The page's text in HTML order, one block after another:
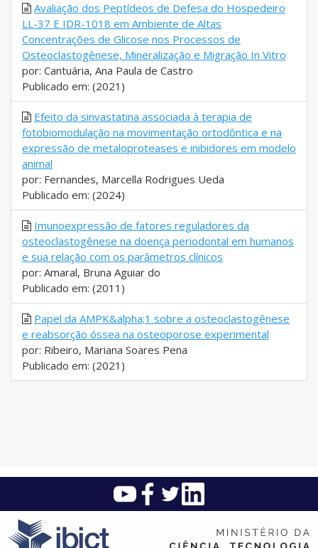
Avaliação dos Peptídeos de Defesa do Hospedeiro
LL-37 E IDR-1018 em Ambiente de Altas
Concentrações de Glicose nos Processos de
Osteoclastogênese, Mineralização e Migração In Vitro
por: Cantuária, Ana Paula de Castro
Publicado em: (2021)
Efeito da sinvastatina associada à terapia de
fotobiomodulação na movimentação ortodôntica e na
expressão de metaloproteases e inibidores em modelo
animal
por: Fernandes, Marcella Rodrigues Ueda
Publicado em: (2024)
Imunoexpressão de fatores reguladores da
osteoclastogênese na doença periodontal em humanos
e sua relação com os parâmetros clínicos
por: Amaral, Bruna Aguiar do
Publicado em: (2011)
Papel da AMPK&alpha;1 sobre a osteoclastogênese
e reabsorção óssea na osteoporose experimental
por: Ribeiro, Mariana Soares Pena
Publicado em: (2021)